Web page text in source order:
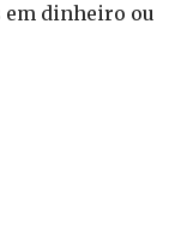
em dinheiro ou